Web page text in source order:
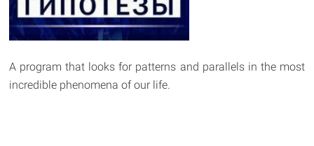
A program that looks for patterns and parallels in the most
incredible phenomena of our life.